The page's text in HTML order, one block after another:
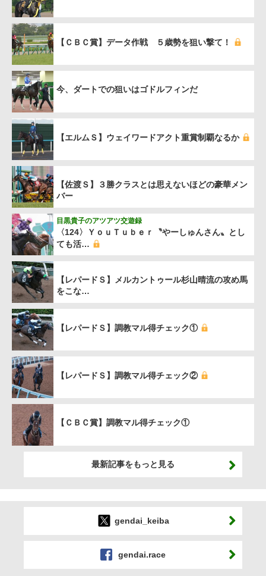
【ＣＢＣ賞】データ作戦 ５歳勢を狙い撃て！
今、ダートでの狙いはゴドルフィンだ
【エルムＳ】ウェイワードアクト重賞制覇なるか
【佐渡Ｓ】３勝クラスとは思えないほどの豪華メン
バー
〈124〉ＹｏｕＴｕｂｅｒ〝やーしゅんさん〟とし
ても活…
目黒貴子のアツアツ交遊録
【レパードＳ】メルカントゥール杉山晴流の攻め馬
をこな…
【レパードＳ】調教マル得チェック①
【レパードＳ】調教マル得チェック②
【ＣＢＣ賞】調教マル得チェック①
最新記事をもっと見る
gendai_keiba
gendai.race